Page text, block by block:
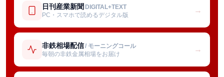
日刊産業新聞 DIGITAL+TEXT
PC・スマホで読めるデジタル版
→
非鉄相場配信/ モーニングコール
毎朝の非鉄金属相場をお届け
→